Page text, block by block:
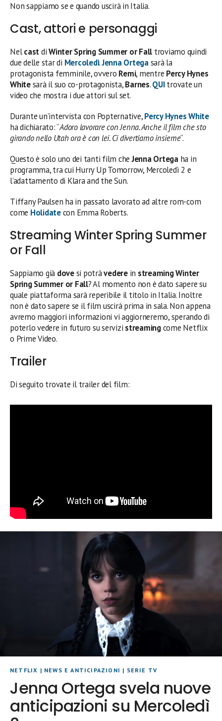
Non sappiamo se e quando uscirà in Italia.
Cast, attori e personaggi
NelcastdiWinter Spring Summer or Fall troviamo quindi
due delle star di Mercoledì.Jenna Ortegasarà la
protagonista femminile, ovvero Remi, mentre Percy Hynes
Whitesarà il suo co-protagonista,Barnes.QUItrovate un
video che mostra i due attori sul set.
Durante un’intervista con Popternative,Percy Hynes White
ha dichiarato: “Adoro lavorare con Jenna. Anche il film che sto
girando nello Utah ora è con lei. Ci divertiamo insieme“.
Questo è solo uno dei tanti film cheJenna Ortegaha in
programma, tra cui Hurry Up Tomorrow, Mercoledì 2 e
l’adattamento di Klara and the Sun.
Tiffany Paulsen ha in passato lavorato ad altre rom-com
come Holidatecon Emma Roberts.
Streaming Winter Spring Summer
or Fall
Sappiamo già dovesi potràvedere in streaming Winter
Spring Summer or Fall? Al momento non è dato sapere su
quale piattaforma sarà reperibile il titolo in Italia. Inoltre
non è dato sapere se il film uscirà prima in sala. Non appena
avremo maggiori informazioni vi aggiorneremo, sperando di
poterlo vedere in futuro su servizi streamingcome Netflix
o Prime Video.
Trailer
Di seguito trovate il trailer del film:
NETFLIX | NEWS E ANTICIPAZIONI | SERIE TV
Jenna Ortega svela nuove
anticipazioni su Mercoledì